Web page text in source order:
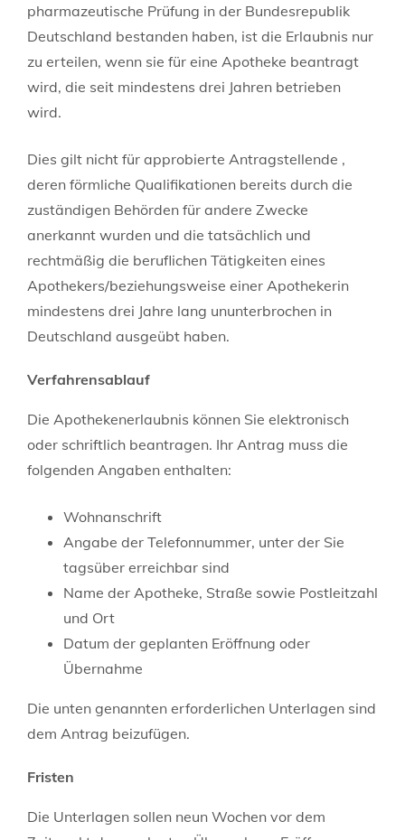
pharmazeutische Prüfung in der Bundesrepublik
Deutschland bestanden haben, ist die Erlaubnis nur
zu erteilen, wenn sie für eine Apotheke beantragt
wird, die seit mindestens drei Jahren betrieben
wird.
Dies gilt nicht für approbierte Antragstellende ,
deren förmliche Qualifikationen bereits durch die
zuständigen Behörden für andere Zwecke
anerkannt wurden und die tatsächlich und
rechtmäßig die beruflichen Tätigkeiten eines
Apothekers/beziehungsweise einer Apothekerin
mindestens drei Jahre lang ununterbrochen in
Deutschland ausgeübt haben.
Verfahrensablauf
Die Apothekenerlaubnis können Sie elektronisch
oder schriftlich beantragen. Ihr Antrag muss die
folgenden Angaben enthalten:
Wohnanschrift
Angabe der Telefonnummer, unter der Sie
tagsüber erreichbar sind
Name der Apotheke, Straße sowie Postleitzahl
und Ort
Datum der geplanten Eröffnung oder
Übernahme
Die unten genannten erforderlichen Unterlagen sind
dem Antrag beizufügen.
Fristen
Die Unterlagen sollen neun Wochen vor dem